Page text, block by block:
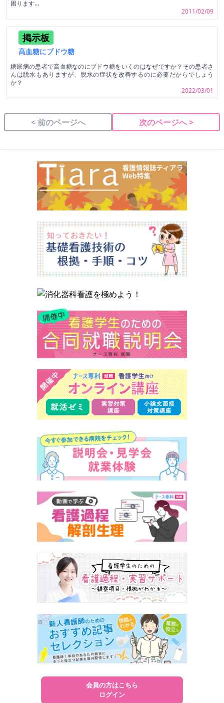
困ります…
2011/02/09
掲示板
高血糖にブドウ糖
糖尿病の患者で高血糖なのにブドウ糖をいくのはなぜですか？その患者さ
んは脱水もありますが、脱水の症状を改善するのに必要だからでしょう
か？
2022/03/01
< 前のページへ 次のページへ >
会員の方はこちら
ログイン